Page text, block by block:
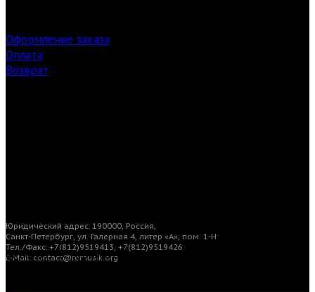
Оформление заказа
Оплата
Возврат
Юридический адрес: 190000, Россия,
Санкт-Петербург, ул. Галерная 4, литер «А», пом. 1-Н
Тел./Факс: +7(812)9519413, +7(812)9519426
E-Mail: contact@remusik.org
© Санкт-Петербургский центр современной